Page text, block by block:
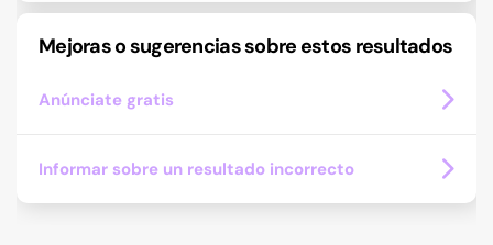
Mejoras o sugerencias sobre estos resultados
Anúnciate gratis
Informar sobre un resultado incorrecto